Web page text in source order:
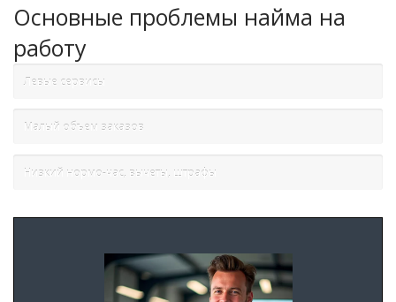
Основные проблемы найма на
работу
Левые сервисы
Малый объем заказов
Низкий нормо-час, вычеты, штрафы
АВТОМЕХАНИК - должность, на которую мы
ищем сотрудников.